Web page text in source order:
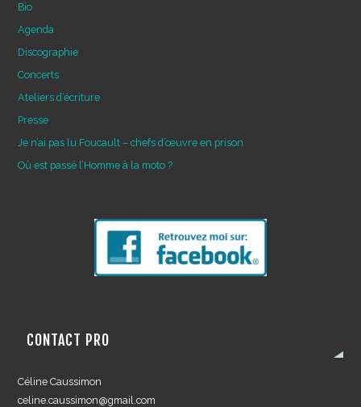
Bio
Agenda
Discographie
Concerts
Ateliers d’écriture
Presse
Je n’ai pas lu Foucault – chefs d’œuvre en prison
Où est passé l’Homme à la moto ?
CONTACT PRO
Céline Caussimon
celine.caussimon@gmail.com